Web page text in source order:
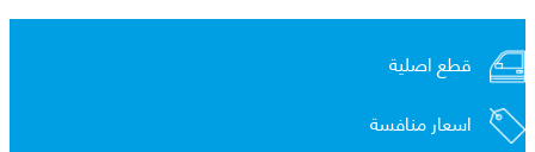
قطع اصلية
اسعار منافسة